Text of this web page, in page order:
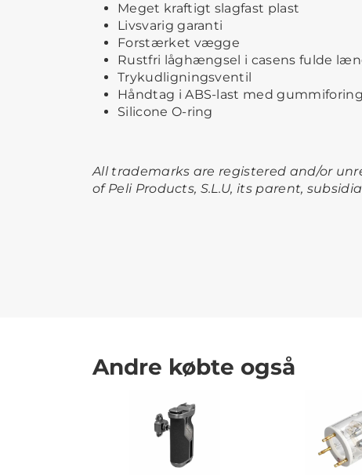
Meget kraftigt slagfast plast
Livsvarig garanti
Forstærket vægge
Rustfri låghængsel i casens fulde
Trykudligningsventil
Håndtag i ABS-last med gummiforing
Silicone O-ring
All trademarks are registered and/or
of Peli Products, S.L.U, its parent,
Andre købte også